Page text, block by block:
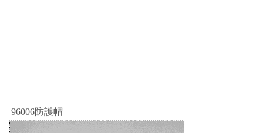
96006防護帽